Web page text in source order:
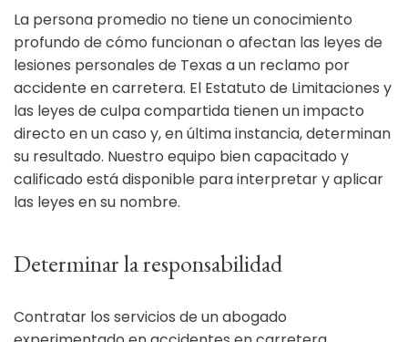
La persona promedio no tiene un conocimiento
profundo de cómo funcionan o afectan las leyes de
lesiones personales de Texas a un reclamo por
accidente en carretera. El Estatuto de Limitaciones y
las leyes de culpa compartida tienen un impacto
directo en un caso y, en última instancia, determinan
su resultado. Nuestro equipo bien capacitado y
calificado está disponible para interpretar y aplicar
las leyes en su nombre.
Determinar la responsabilidad
Contratar los servicios de un abogado